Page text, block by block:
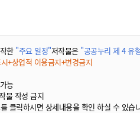
한 "주요 일정"저작물은 "공공누리 제 4 유
+상업적 이용금지+변경금지
능
물 작성 금지
클릭하시면 상세내용을 확인 하실 수 있습